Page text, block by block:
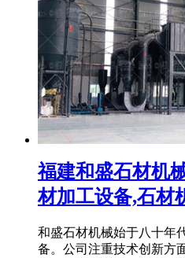
福建和盛石材机
材加工设备,石材
和盛石材机械始于八十年
备。公司注重技术创新方